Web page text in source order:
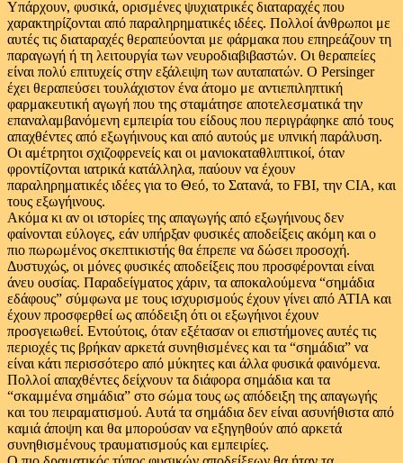
Υπάρχουν, φυσικά, ορισμένες ψυχιατρικές διαταραχές που
χαρακτηρίζονται από παραληρηματικές ιδέες. Πολλοί άνθρωποι με
αυτές τις διαταραχές θεραπεύονται με φάρμακα που επηρεάζουν τη
παραγωγή ή τη λειτουργία των νευροδιαβιβαστών. Οι θεραπείες
είναι πολύ επιτυχείς στην εξάλειψη των αυταπατών. Ο Persinger
έχει θεραπεύσει τουλάχιστον ένα άτομο με αντιεπιληπτική
φαρμακευτική αγωγή που της σταμάτησε αποτελεσματικά την
επαναλαμβανόμενη εμπειρία του είδους που περιγράφηκε από τους
απαχθέντες από εξωγήινους και από αυτούς με υπνική παράλυση.
Οι αμέτρητοι σχιζοφρενείς και οι μανιοκαταθλιπτικοί, όταν
φροντίζονται ιατρικά κατάλληλα, παύουν να έχουν
παραληρηματικές ιδέες για το Θεό, το Σατανά, το FBI, την CIA, και
τους εξωγήινους.
Ακόμα κι αν οι ιστορίες της απαγωγής από εξωγήινους δεν
φαίνονται εύλογες, εάν υπήρξαν φυσικές αποδείξεις ακόμη και ο
πιο πωρωμένος σκεπτικιστής θα έπρεπε να δώσει προσοχή.
Δυστυχώς, οι μόνες φυσικές αποδείξεις που προσφέρονται είναι
άνευ ουσίας. Παραδείγματος χάριν, τα αποκαλούμενα “σημάδια
εδάφους” σύμφωνα με τους ισχυρισμούς έχουν γίνει από ΑΤΙΑ και
έχουν προσφερθεί ως απόδειξη ότι οι εξωγήινοι έχουν
προσγειωθεί. Εντούτοις, όταν εξέτασαν οι επιστήμονες αυτές τις
περιοχές τις βρήκαν αρκετά συνηθισμένες και τα “σημάδια” να
είναι κάτι περισσότερο από μύκητες και άλλα φυσικά φαινόμενα.
Πολλοί απαχθέντες δείχνουν τα διάφορα σημάδια και τα
“σκαμμένα σημάδια” στο σώμα τους ως απόδειξη της απαγωγής
και του πειραματισμού. Αυτά τα σημάδια δεν είναι ασυνήθιστα από
καμιά άποψη και θα μπορούσαν να εξηγηθούν από αρκετά
συνηθισμένους τραυματισμούς και εμπειρίες.